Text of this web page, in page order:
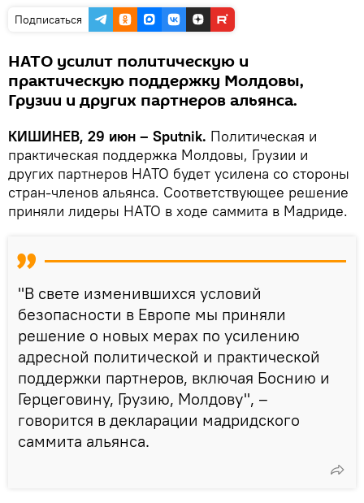
Подписаться
НАТО усилит политическую и
практическую поддержку Молдовы,
Грузии и других партнеров альянса.
КИШИНЕВ, 29 июн – Sputnik. Политическая и
практическая поддержка Молдовы, Грузии и
других партнеров НАТО будет усилена со стороны
стран-членов альянса. Соответствующее решение
приняли лидеры НАТО в ходе саммита в Мадриде.
"В свете изменившихся условий
безопасности в Европе мы приняли
решение о новых мерах по усилению
адресной политической и практической
поддержки партнеров, включая Боснию и
Герцеговину, Грузию, Молдову", –
говорится в декларации мадридского
саммита альянса.